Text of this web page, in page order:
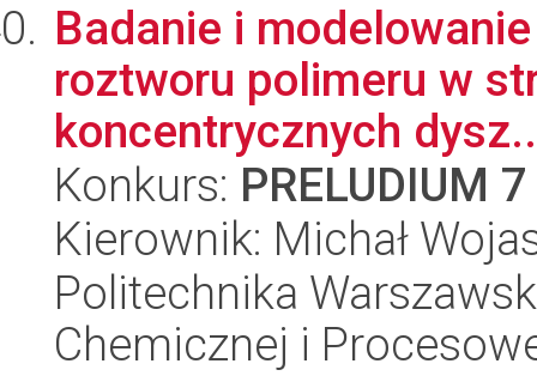
Badanie i
roztworu polimeru w
koncentrycznych
Konkurs: PRELUDIUM 7
Kierownik: Michał
Politechnika
Chemicznej i